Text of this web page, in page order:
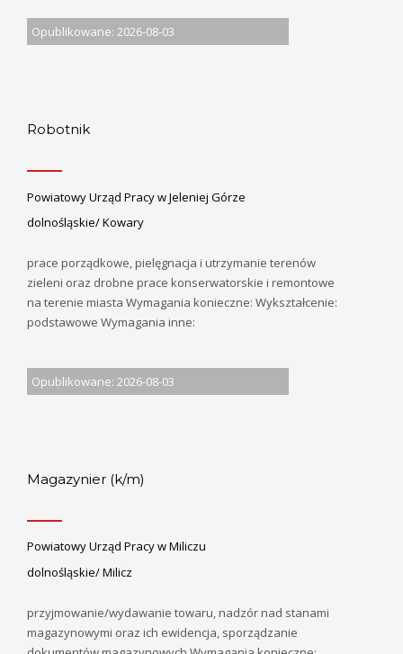
Opublikowane: 2026-08-03
Robotnik
Powiatowy Urząd Pracy w Jeleniej Górze
dolnośląskie/ Kowary
prace porządkowe, pielęgnacja i utrzymanie terenów
zieleni oraz drobne prace konserwatorskie i remontowe
na terenie miasta Wymagania konieczne: Wykształcenie:
podstawowe Wymagania inne:
Opublikowane: 2026-08-03
Magazynier (k/m)
Powiatowy Urząd Pracy w Miliczu
dolnośląskie/ Milicz
przyjmowanie/wydawanie towaru, nadzór nad stanami
magazynowymi oraz ich ewidencja, sporządzanie